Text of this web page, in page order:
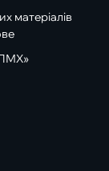
матеріалів